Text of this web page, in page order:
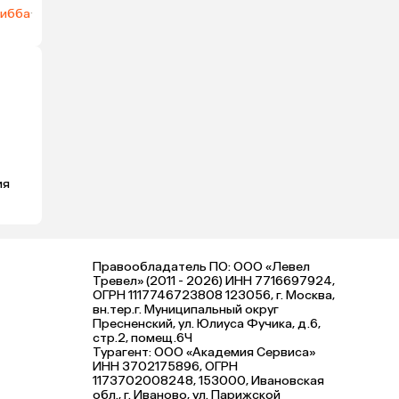
·
Правообладатель ПО: ООО «Левел
Тревел» (2011 - 2026) ИНН 7716697924,
ОГРН 1117746723808 123056, г. Москва,
вн.тер.г. Муниципальный округ
Пресненский, ул. Юлиуса Фучика, д.6,
стр.2, помещ.6Ч
Турагент: ООО «Академия Сервиса»
ИНН 3702175896, ОГРН
1173702008248, 153000, Ивановская
обл., г. Иваново, ул. Парижской